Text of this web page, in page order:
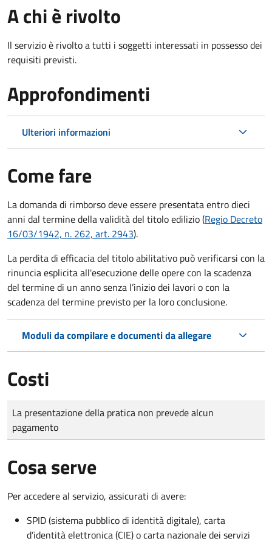
A chi è rivolto
Il servizio è rivolto a tutti i soggetti interessati in possesso dei
requisiti previsti.
Approfondimenti
Ulteriori informazioni
Come fare
La domanda di rimborso deve essere presentata entro dieci
anni dal termine della validità del titolo edilizio (Regio Decreto
16/03/1942, n. 262, art. 2943).
La perdita di efficacia del titolo abilitativo può verificarsi con la
rinuncia esplicita all'esecuzione delle opere con la scadenza
del termine di un anno senza l’inizio dei lavori o con la
scadenza del termine previsto per la loro conclusione.
Moduli da compilare e documenti da allegare
Costi
Tipo di pagamento
Importo
La presentazione della pratica non prevede alcun
pagamento
Cosa serve
Per accedere al servizio, assicurati di avere:
SPID (sistema pubblico di identità digitale), carta
d’identità elettronica (CIE) o carta nazionale dei servizi